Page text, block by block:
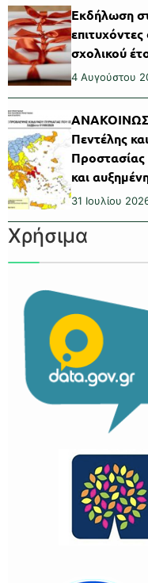
Εκδήλωση
σχολικού
4 Αυγούστου
Πεντέλης
Προστασίας
και
31 Ιουλίου
Χρήσιμα